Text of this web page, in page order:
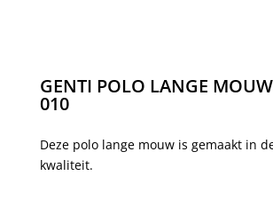
GENTI POLO LANGE
010
Deze polo lange mouw is gemaakt in
kwaliteit.